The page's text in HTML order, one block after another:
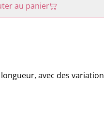
au panier
avec des